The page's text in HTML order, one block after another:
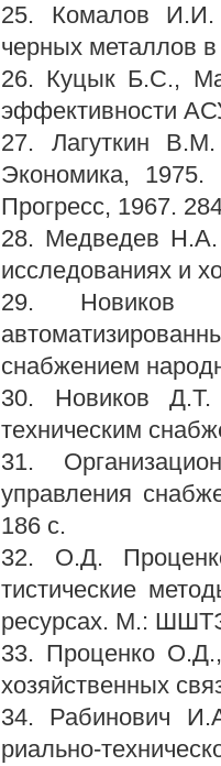
25. Комалов И.И.
черных металлов
26. Куцык Б.С.,
эффективности
27. Лагуткин
Экономика,
Прогресс, 1967.
28. Медведев
исследованиях и
29. Новиков
снабжением
30. Новиков Д.Т.
техническим
31.
управления
186 с.
32. О.Д.
тистические
ресурсах. М.:
33. Проценко
хозяйственных
34. Рабинович
риально-